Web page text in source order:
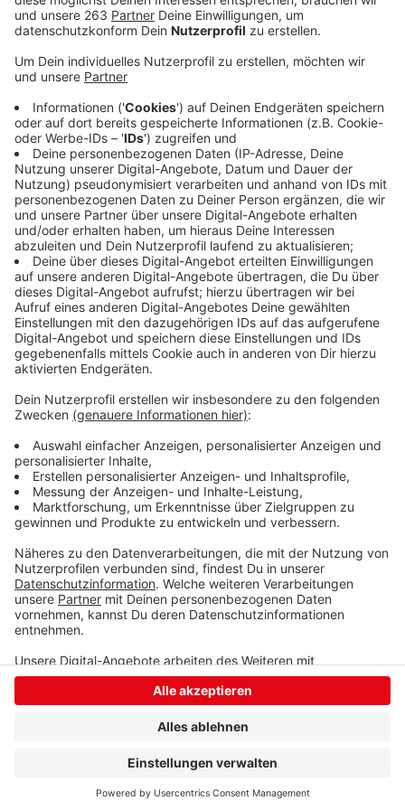
Die HTS-Abfahrt City-Galerie in Siegen ist wieder frei.
In Siegen ist eine Abfahrt der Hüttentalstraße
gesperrt: ein umgestürzter Baum blockiert die
Ausfahrt “City-Galerie”. Gegen 6:30 Uhr war eine große
Eiche von einem Hang beim Ziegenbergtunnel auf das
Brückenbauwerk gefallen. Der Baum durchschlug drei
Elemente der Lärmschutzwand und traf ein Auto, das
Richtung Kochs Ecke fuhr. Die Windschutzscheibe ging
kaputt, niemand ist verletzt worden. Die Feuerwehr
hat den Baum zersägt. Mitarbeiter der
Straßenmeisterei kümmern sich nun um die weiteren
Aufräumarbeiten. Aktuell ist die Abfahrt “City-Galerie”
noch gesperrt. Laut Straßen NRW wird das auch noch
einige Zeit so bleiben. Auf Ausweichstrecken gibt es
will Straßen NRW herausfinden, wem der Baum gehört.
Anzeige
Anzeige